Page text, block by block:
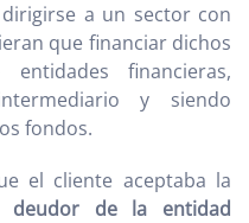
a un sector con
que financiar dichos
financieras,
y siendo
fondos.
el cliente aceptaba la
deudor de la entidad